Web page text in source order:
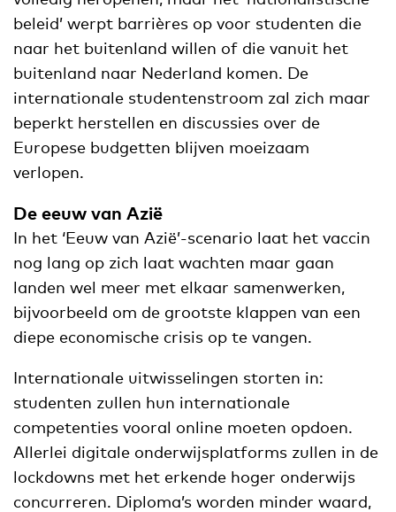
beleid’ werpt barrières op voor studenten die
naar het buitenland willen of die vanuit het
buitenland naar Nederland komen. De
internationale studentenstroom zal zich maar
beperkt herstellen en discussies over de
Europese budgetten blijven moeizaam
verlopen.
De eeuw van Azië
In het ‘Eeuw van Azië’-scenario laat het vaccin
nog lang op zich laat wachten maar gaan
landen wel meer met elkaar samenwerken,
bijvoorbeeld om de grootste klappen van een
diepe economische crisis op te vangen.
Internationale uitwisselingen storten in:
studenten zullen hun internationale
competenties vooral online moeten opdoen.
Allerlei digitale onderwijsplatforms zullen in de
lockdowns met het erkende hoger onderwijs
concurreren. Diploma’s worden minder waard,